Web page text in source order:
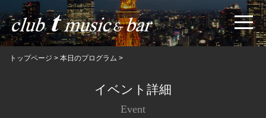
トップページ > 本日のプログラム >
イベント詳細
Event